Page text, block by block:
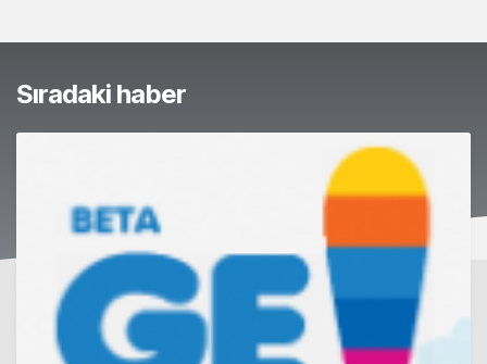
Sıradaki haber